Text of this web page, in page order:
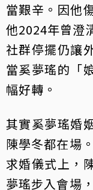
當艱辛。因他
他2024年曾澄
社群停擺仍讓
當奚夢瑤的「
幅好轉。
其實奚夢瑤婚
陳學冬都在場
求婚儀式上，
夢瑤步入會場